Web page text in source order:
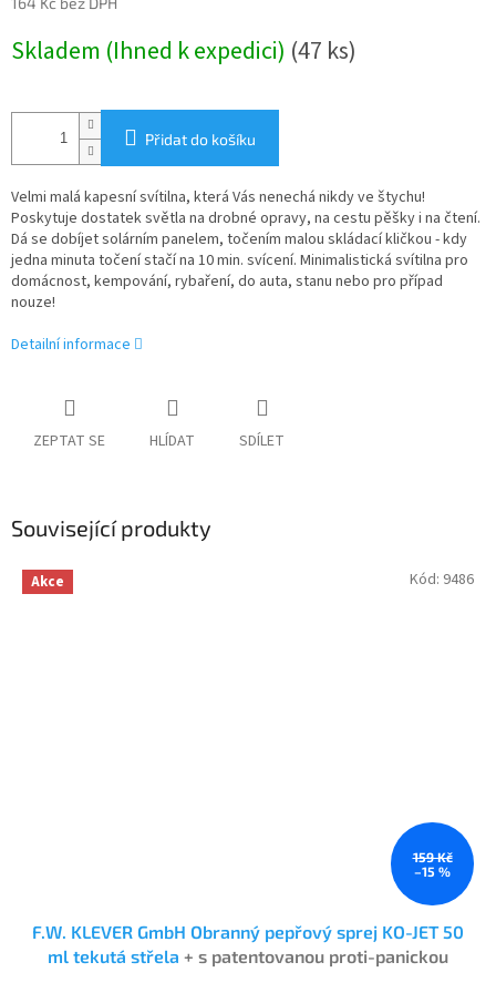
cena:
Skladem (Ihned k expedici) (47 ks)
Přidat do košíku
Velmi malá kapesní svítilna, která Vás nenechá nikdy ve štychu!
Poskytuje dostatek světla na drobné opravy, na cestu pěšky i na čtení.
Dá se dobíjet solárním panelem, točením malou skládací kličkou - kdy
jedna minuta točení stačí na 10 min. svícení. Minimalistická svítilna pro
domácnost, kempování, rybaření, do auta, stanu nebo pro případ
nouze!
Detailní informace
ZEPTAT SE HLÍDAT SDÍLET
Související produkty
Akce
159 Kč
–15 %
F.W. KLEVER GmbH Obranný pepřový sprej KO-JET 50
ml tekutá střela + s patentovanou proti-panickou
Kód: 9486